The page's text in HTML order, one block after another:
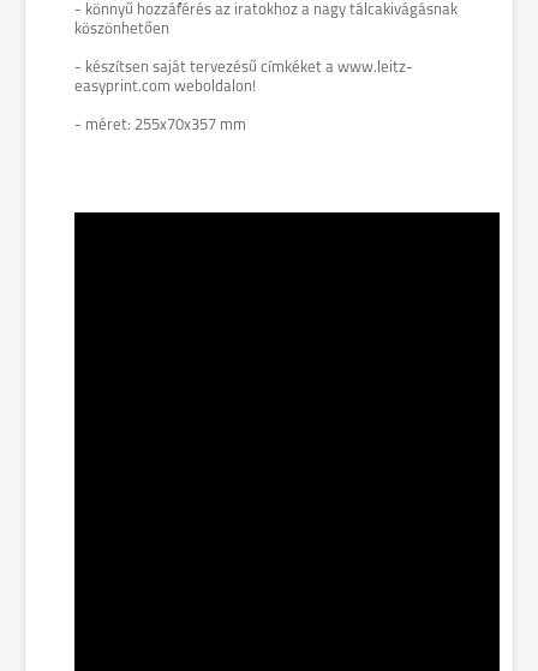
- könnyű hozzáférés az iratokhoz a nagy tálcakivágásnak
köszönhetően
- készítsen saját tervezésű címkéket a www.leitz-
easyprint.com weboldalon!
- méret: 255x70x357 mm